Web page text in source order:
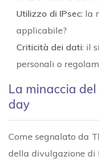
Utilizzo di IPsec: la
applicabile?
Criticità dei dati: il
personali o
La minaccia
day
Come segnalato da
della divulgazione di